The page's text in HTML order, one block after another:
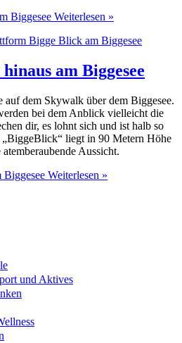
Biggesee Weiterlesen »
am Biggesee
dem Skywalk über dem Biggesee.
bei dem Anblick vielleicht die
dir, es lohnt sich und ist halb so
liegt in 90 Metern Höhe
Aussicht.
Weiterlesen »
und Aktives